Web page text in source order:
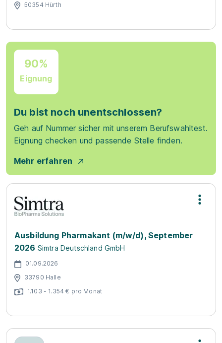
50354 Hürth
90%
Eignung
Du bist noch unentschlossen?
Geh auf Nummer sicher mit unserem Berufswahltest.
Eignung checken und passende Stelle finden.
Mehr erfahren
Ausbildung Pharmakant (m/w/d), September
2026 Simtra Deutschland GmbH
01.09.2026
33790 Halle
1.103 - 1.354 € pro Monat